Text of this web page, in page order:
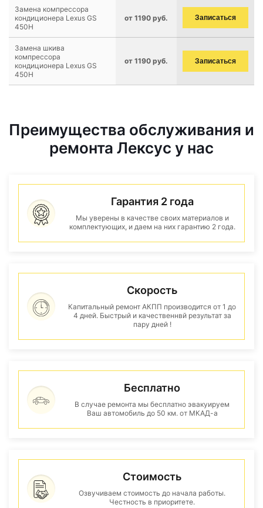
Замена компрессора
кондиционера Lexus GS
450H
от 1190 руб. Записаться
Замена шкива
компрессора
кондиционера Lexus GS
450H
от 1190 руб. Записаться
Преимущества обслуживания и
ремонта Лексус у нас
Гарантия 2 года
Мы уверены в качестве своих материалов и
комплектующих, и даем на них гарантию 2 года.
Скорость
Капитальный ремонт АКПП производится от 1 до
4 дней. Быстрый и качественнвй результат за
пару дней !
Бесплатно
В случае ремонта мы бесплатно эвакуируем
Ваш автомобиль до 50 км. от МКАД-а
Стоимость
Озвучиваем стоимость до начала работы.
Честность в приоритете.